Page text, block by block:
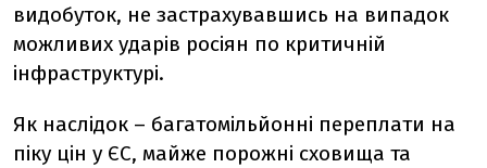
видобуток, не застрахувавшись на випадок
можливих ударів росіян по критичній
інфраструктурі.
Як наслідок – багатомільйонні переплати на
піку цін у ЄС, майже порожні сховища та